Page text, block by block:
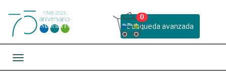
Busqueda avanzada
0
Toggle navigation